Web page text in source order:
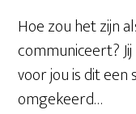
Hoe zou het zijn
communiceert?
voor jou is dit
omgekeerd…